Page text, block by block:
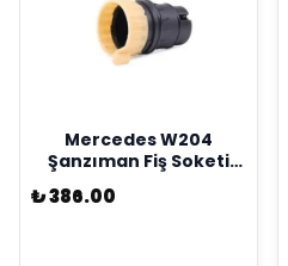
Mercedes W204
Şanzıman Fiş Soketi
Kostal Marka
A2035400253
₺ 386.00